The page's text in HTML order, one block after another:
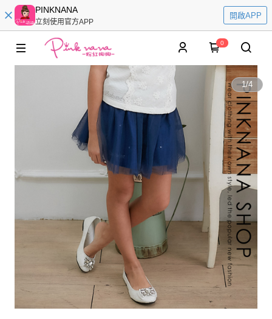
PINKNANA
立刻使用官方APP
開啟APP
0
1/4